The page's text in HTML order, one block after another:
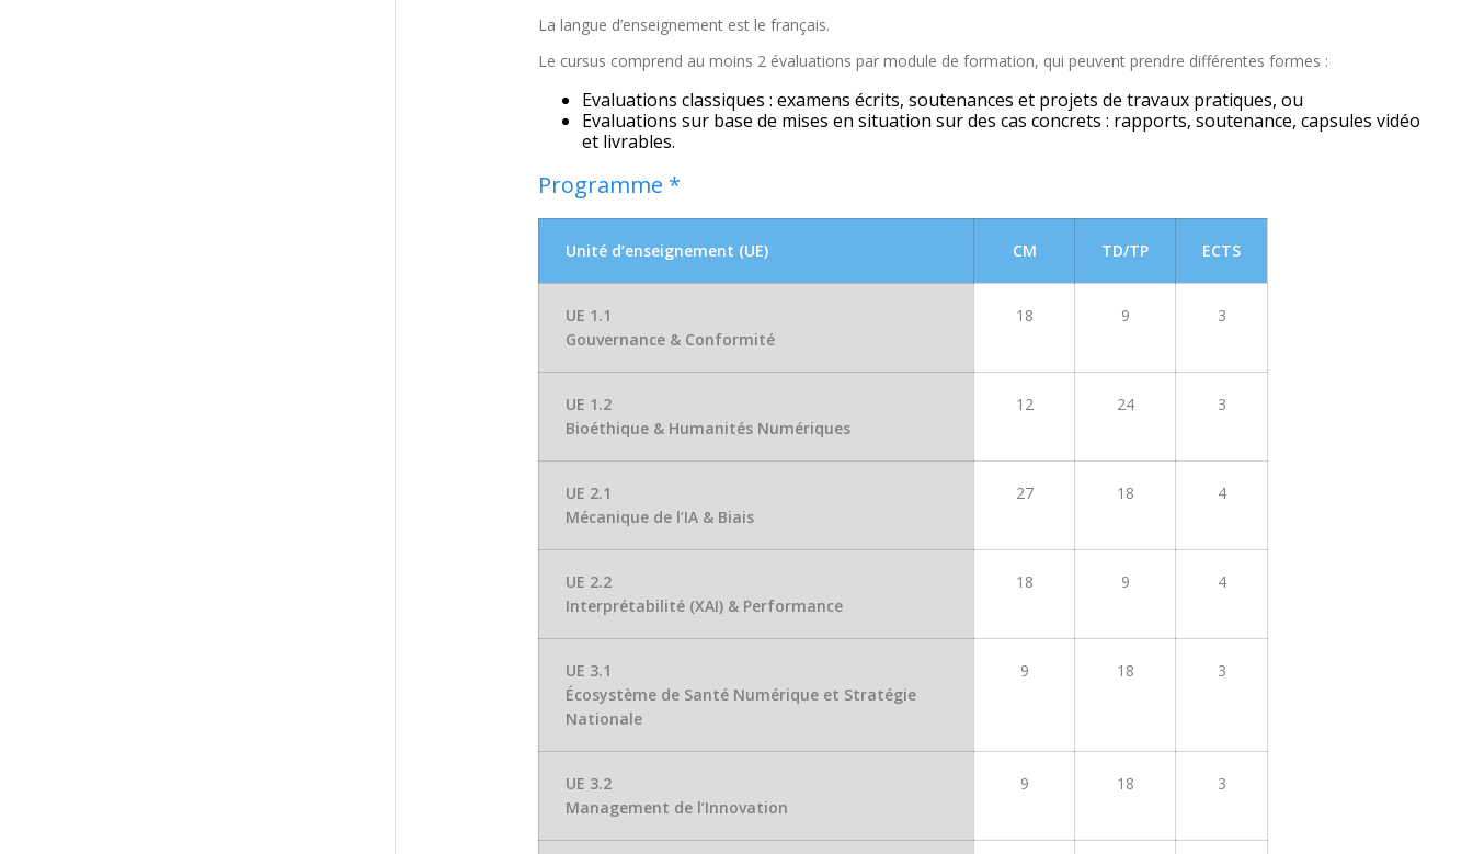
La langue d’enseignement est le français.
Le cursus comprend au moins 2 évaluations par module de formation, qui peuvent prendre différentes formes :
Evaluations classiques : examens écrits, soutenances et projets de travaux pratiques, ou
Evaluations sur base de mises en situation sur des cas concrets : rapports, soutenance, capsules vidéo
et livrables.
Programme *
Unité d’enseignement (UE) CM TD/TP ECTS
UE 1.1
Gouvernance & Conformité
18 9 3
UE 1.2
Bioéthique & Humanités Numériques
12 24 3
UE 2.1
Mécanique de l’IA & Biais
27 18 4
UE 2.2
Interprétabilité (XAI) & Performance
18 9 4
UE 3.1
Écosystème de Santé Numérique et Stratégie
Nationale
9 18 3
UE 3.2
Management de l’Innovation
9 18 3